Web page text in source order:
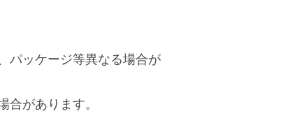
パッケージ等異なる場合が
があります。